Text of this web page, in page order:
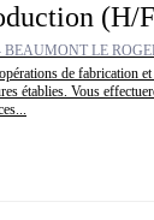
(H/
BEAUMONT LE
de fabrication
établies. Vous